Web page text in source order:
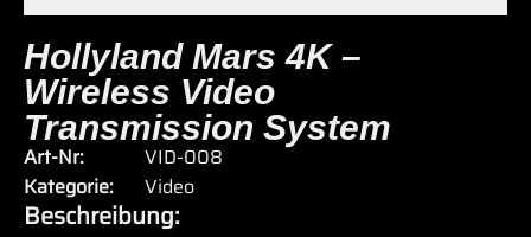
Hollyland Mars 4K –
Wireless Video
Transmission System
Art-Nr:
VID-008
Kategorie:
Video
Beschreibung: